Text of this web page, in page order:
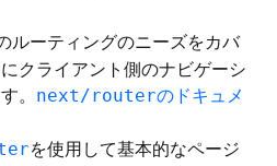
ルーティングのニーズをカバ
クライアント側のナビゲーシ
。 next/routerのドキュメ
を使用して基本的なページ